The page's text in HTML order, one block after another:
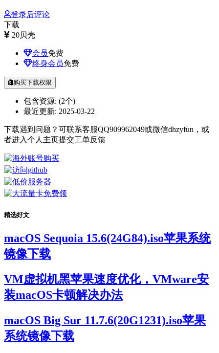
登录后评论
下载
20贝壳
会员免费
终身会员免费
购买下载权限
包含资源: (2个)
最近更新: 2025-03-22
下载遇到问题？可联系客服QQ909962049或微信dhzyfun，或
者进入个人主页提交工单反馈
精选好文
macOS Sequoia 15.6(24G84).iso苹果系统
镜像下载
VM虚拟机黑苹果速度优化，VMware安
装macOS卡顿解决办法
macOS Big Sur 11.7.6(20G1231).iso苹果
系统镜像下载